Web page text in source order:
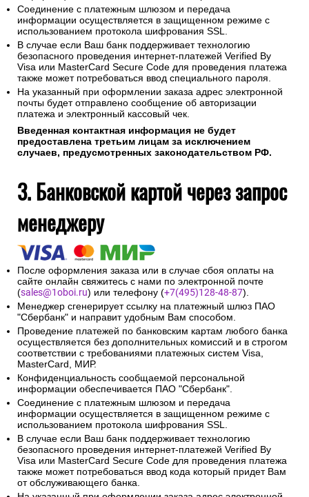
Соединение с платежным шлюзом и передача
информации осуществляется в защищенном режиме с
использованием протокола шифрования SSL.
В случае если Ваш банк поддерживает технологию
безопасного проведения интернет-платежей Verified By
Visa или MasterCard Secure Code для проведения платежа
также может потребоваться ввод специального пароля.
На указанный при оформлении заказа адрес электронной
почты будет отправлено сообщение об авторизации
платежа и электронный кассовый чек.
Введенная контактная информация не будет
предоставлена третьим лицам за исключением
случаев, предусмотренных законодательством РФ.
3. Банковской картой через запрос
менеджеру
После оформления заказа или в случае сбоя оплаты на
сайте онлайн свяжитесь с нами по электронной почте
(sales@1oboi.ru) или телефону (+7(495)128-48-87).
Менеджер сгенерирует ссылку на платежный шлюз ПАО
"Сбербанк" и направит удобным Вам способом.
Проведение платежей по банковским картам любого банка
осуществляется без дополнительных комиссий и в строгом
соответствии с требованиями платежных систем Visa,
MasterCard, МИР.
Конфиденциальность сообщаемой персональной
информации обеспечивается ПАО "Сбербанк".
Соединение с платежным шлюзом и передача
информации осуществляется в защищенном режиме с
использованием протокола шифрования SSL.
В случае если Ваш банк поддерживает технологию
безопасного проведения интернет-платежей Verified By
Visa или MasterCard Secure Code для проведения платежа
также может потребоваться ввод кода который придет Вам
от обслуживающего банка.